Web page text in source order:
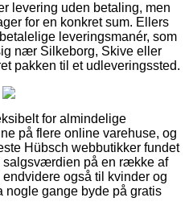
levering uden betaling, men
for en konkret sum. Ellers
leveringsmanér, som
nær Silkeborg, Skive eller
pakken til et udleveringssted.
for almindelige
på flere online varehuse, og
Hübsch webbutikker fundet
salgsværdien på en række af
også til kvinder og
gange byde på gratis